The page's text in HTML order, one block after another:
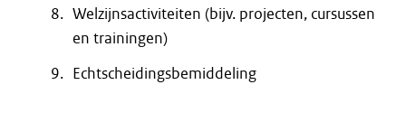
Welzijnsactiviteiten (bijv. projecten, cursussen
en trainingen)
Echtscheidingsbemiddeling